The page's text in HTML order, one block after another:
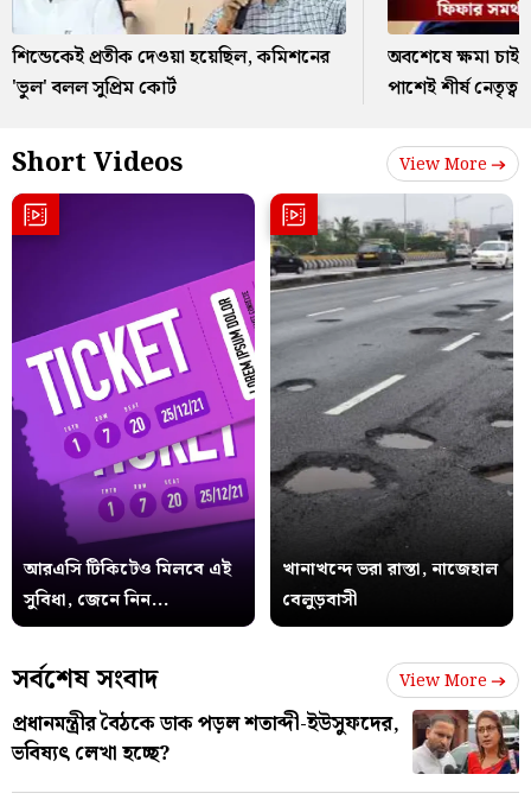
শিন্ডেকেই প্রতীক দেওয়া হয়েছিল, কমিশনের
'ভুল' বলল সুপ্রিম কোর্ট
অবশেষে ক্ষমা
পাশেই শীর্ষ নেতৃত্ব!
Short Videos View More
আরএসি টিকিটেও মিলবে এই
সুবিধা, জেনে নিন...
খানাখন্দে ভরা রাস্তা, নাজেহাল
বেলুড়বাসী
সর্বশেষ সংবাদ View More
প্রধানমন্ত্রীর বৈঠকে ডাক পড়ল শতাব্দী-ইউসুফদের,
ভবিষ্যৎ লেখা হচ্ছে?